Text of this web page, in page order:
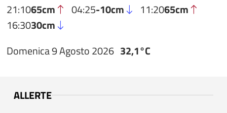
21:1065cm 04:25-10cm 11:2065cm
16:3030cm
Domenica 9 Agosto 2026 32,1°C
ALLERTE